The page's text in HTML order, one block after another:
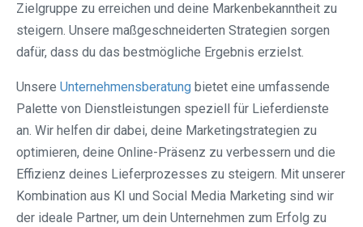
Zielgruppe zu erreichen und deine Markenbekanntheit zu
steigern. Unsere maßgeschneiderten Strategien sorgen
dafür, dass du das bestmögliche Ergebnis erzielst.
Unsere Unternehmensberatung bietet eine umfassende
Palette von Dienstleistungen speziell für Lieferdienste
an. Wir helfen dir dabei, deine Marketingstrategien zu
optimieren, deine Online-Präsenz zu verbessern und die
Effizienz deines Lieferprozesses zu steigern. Mit unserer
Kombination aus KI und Social Media Marketing sind wir
der ideale Partner, um dein Unternehmen zum Erfolg zu